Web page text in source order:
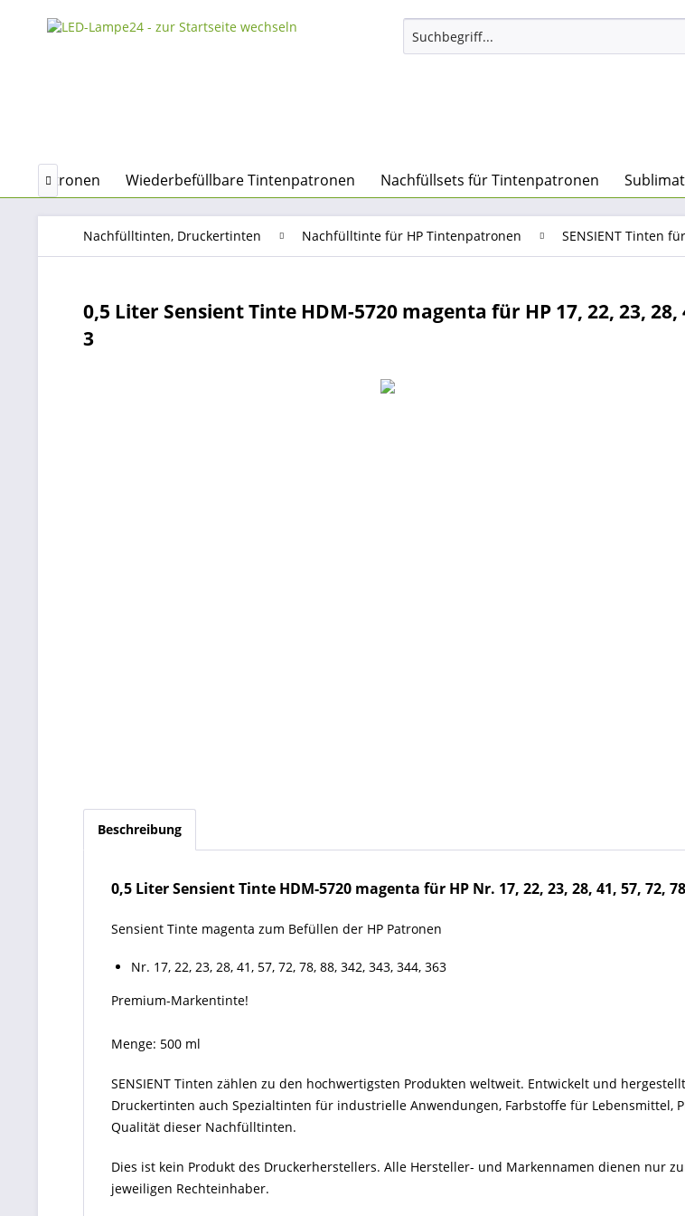
Wiederbefüllbare Tintenpatronen Nachfüllsets für Tintenpatronen

Nachfülltinten, Druckertinten Nachfülltinte für HP Tintenpatronen SENSIENT Tinten
0,5 Liter Sensient Tinte HDM-5720 magenta für HP 17, 22, 23, 28,
3
Beschreibung
0,5 Liter Sensient Tinte HDM-5720 magenta für HP Nr. 17, 22, 23, 28, 41, 57, 72,
Sensient Tinte magenta zum Befüllen der HP Patronen
Nr. 17, 22, 23, 28, 41, 57, 72, 78, 88, 342, 343, 344, 363
Premium-Markentinte!
Menge: 500 ml
SENSIENT Tinten zählen zu den hochwertigsten Produkten weltweit. Entwickelt und
Druckertinten auch Spezialtinten für industrielle Anwendungen, Farbstoffe für
Qualität dieser Nachfülltinten.
Dies ist kein Produkt des Druckerherstellers. Alle Hersteller- und Markennamen dienen nur
jeweiligen Rechteinhaber.